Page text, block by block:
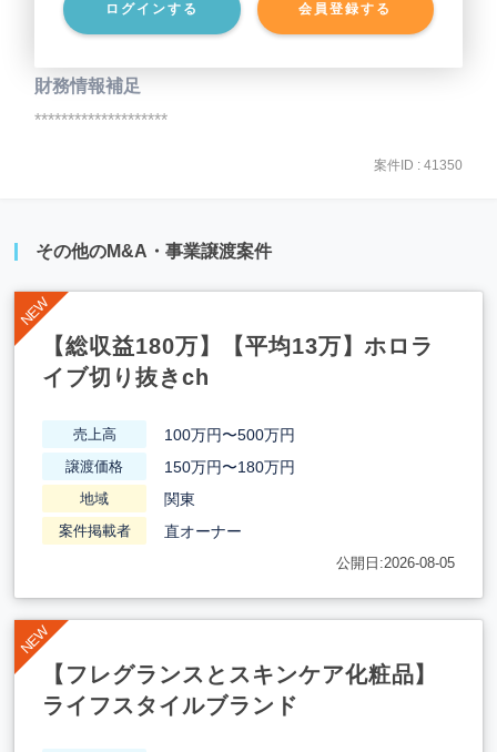
ログインする 会員登録する
事業負債 ********************
財務情報補足
********************
案件ID : 41350
その他のM&A・事業譲渡案件
【総収益180万】【平均13万】ホロラ
イブ切り抜きch
売上高 100万円〜500万円
譲渡価格 150万円〜180万円
地域 関東
案件掲載者 直オーナー
公開日:2026-08-05
【フレグランスとスキンケア化粧品】
ライフスタイルブランド